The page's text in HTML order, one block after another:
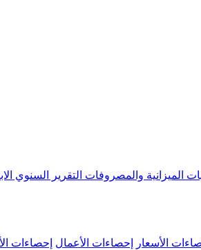
الميزانية والمصروفات التقرير السنوي
الأسعار إحصاءات الأعمال إحصاءات